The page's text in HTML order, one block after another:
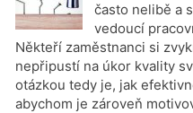
často nelibě a
vedoucí
Někteří zaměstnanci si
nepřipustí na úkor kvality
otázkou tedy je, jak
abychom je zároveň